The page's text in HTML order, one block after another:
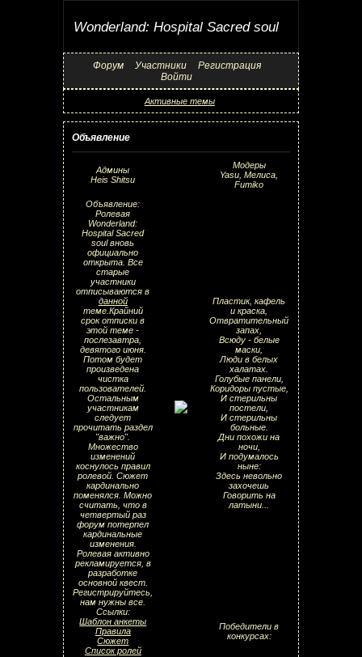
Wonderland: Hospital Sacred soul
Форум Участники
Регистрация
Войти
Активные темы
Объявление
Админы
Heis Shitsu
Модеры
Yasu, Мелиса,
Fumiko
Объявление:
Ролевая
Wonderland:
Hospital Sacred
soul вновь
официально
открыта. Все
старые
участники
отписываются в
данной
теме.Крайний
срок отписки в
этой теме -
послезавтра,
девятого июня.
Потом будет
произведена
чистка
пользователей.
Остальным
участникам
следует
прочитать раздел
"важно".
Множество
изменений
коснулось правил
ролевой. Сюжет
кардинально
поменялся. Можно
считать, что в
четвертый раз
форум потерпел
кардинальные
изменения.
Ролевая активно
рекламируется, в
разработке
основной квест.
Регистрируйтесь,
нам нужны все.
Пластик, кафель
и краска,
Отвратительный
запах,
Всюду - белые
маски,
Люди в белых
халатах.
Голубые панели,
Коридоры пустые,
И стерильны
постели,
И стерильны
больные.
Дни похожи на
ночи,
И подумалось
ныне:
Здесь невольно
захочешь
Говорить на
латыни...
Ссылки:
Шаблон анкеты
Правила
Сюжет
Список ролей
Победители в
конкурсах: